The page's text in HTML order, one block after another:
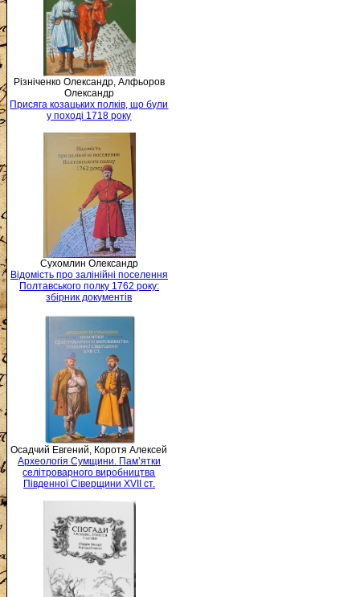
Різніченко Олександр, Алфьоров
Олександр
Присяга козацьких полків, що були
у поході 1718 року
Сухомлин Олександр
Відомість про залінійні поселення
Полтавського полку 1762 року:
збірник документів
Осадчий Евгений, Коротя Алексей
Археологія Сумщини. Пам’ятки
селітроварного виробництва
Південної Сіверщини XVII ст.